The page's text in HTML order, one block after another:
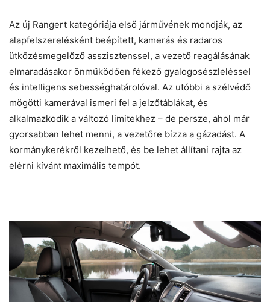
Az új Rangert kategóriája első járművének mondják, az
alapfelszerelésként beépített, kamerás és radaros
ütközésmegelőző asszisztenssel, a vezető reagálásának
elmaradásakor önműködően fékező gyalogosészleléssel
és intelligens sebességhatárolóval. Az utóbbi a szélvédő
mögötti kamerával ismeri fel a jelzőtáblákat, és
alkalmazkodik a változó limitekhez – de persze, ahol már
gyorsabban lehet menni, a vezetőre bízza a gázadást. A
kormánykerékről kezelhető, és be lehet állítani rajta az
elérni kívánt maximális tempót.